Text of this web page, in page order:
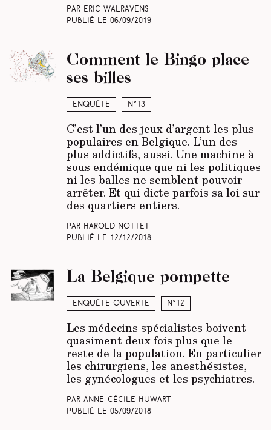
Par Éric Walravens
Publié le 06/09/2019
Enquête N°13
Comment le Bingo place
ses billes
C’est l’un des jeux d’argent les plus
populaires en Belgique. L’un des
plus addictifs, aussi. Une machine à
sous endémique que ni les politiques
ni les balles ne semblent pouvoir
arrêter. Et qui dicte parfois sa loi sur
des quartiers entiers.
Par Harold Nottet
Publié le 12/12/2018
Enquête ouverte N°12
La Belgique pompette
Les médecins spécialistes boivent
quasiment deux fois plus que le
reste de la population. En particulier
les chirurgiens, les anesthésistes,
les gynécologues et les psychiatres.
Par Anne-Cécile Huwart
Publié le 05/09/2018